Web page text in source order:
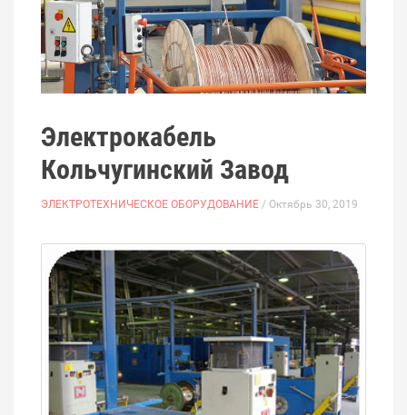
Электрокабель
Кольчугинский Завод
ЭЛЕКТРОТЕХНИЧЕСКОЕ ОБОРУДОВАНИЕ / Октябрь 30, 2019